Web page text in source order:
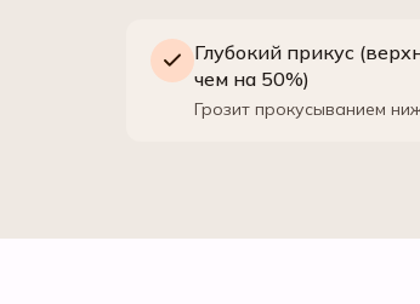
Глубокий прикус
чем на 50%)
Грозит прокусыванием